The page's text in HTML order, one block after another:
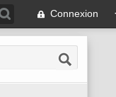
Connexion